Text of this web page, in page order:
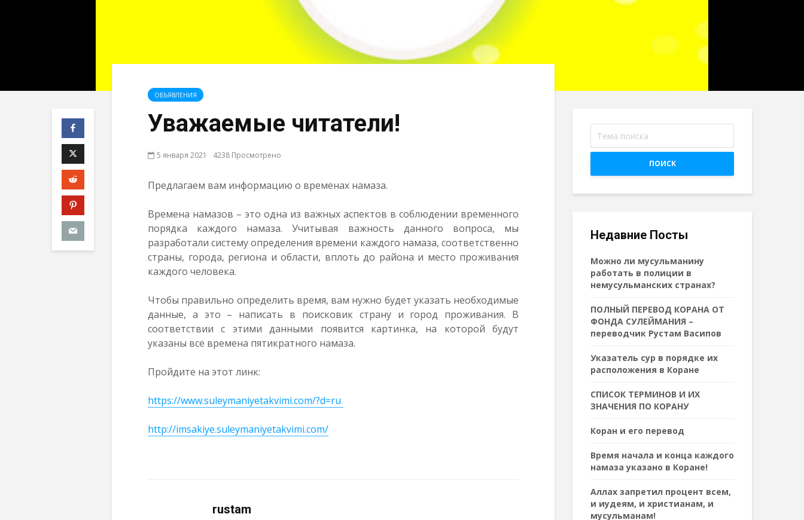
ОБЪЯВЛЕНИЯ
Уважаемые читатели!
5 января 2021 4238 Просмотрено
Предлагаем вам информацию о временах намаза.
Времена намазов – это одна из важных аспектов в соблюдении временного
порядка каждого намаза. Учитывая важность данного вопроса, мы
разработали систему определения времени каждого намаза, соответственно
страны, города, региона и области, вплоть до района и место проживания
каждого человека.
Чтобы правильно определить время, вам нужно будет указать необходимые
данные, а это – написать в поисковик страну и город проживания. В
соответствии с этими данными появится картинка, на которой будут
указаны все времена пятикратного намаза.
Пройдите на этот линк:
https://www.suleymaniyetakvimi.com/?d=ru
http://imsakiye.suleymaniyetakvimi.com/
rustam
ПОИСК
Недавние Посты
Можно ли мусульманину
работать в полиции в
немусульманских странах?
ПОЛНЫЙ ПЕРЕВОД КОРАНА ОТ
ФОНДА СУЛЕЙМАНИЯ –
переводчик Рустам Васипов
Указатель сур в порядке их
расположения в Коране
СПИСОК ТЕРМИНОВ И ИХ
ЗНАЧЕНИЯ ПО КОРАНУ
Коран и его перевод
Время начала и конца каждого
намаза указано в Коране!
Аллах запретил процент всем,
и иудеям, и христианам, и
мусульманам!